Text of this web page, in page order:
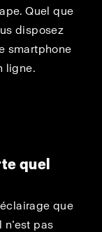
Quel que
disposez
smartphone
ligne.
quel
que
pas